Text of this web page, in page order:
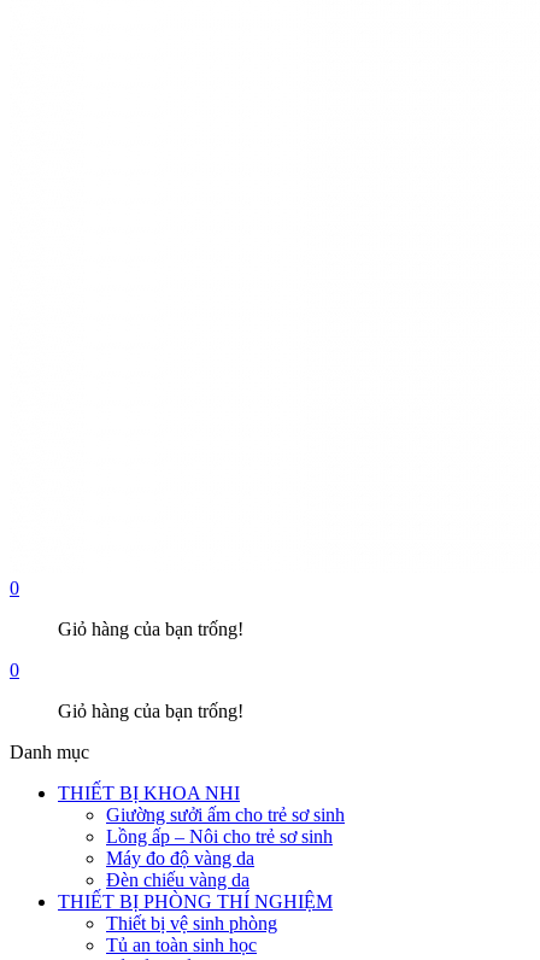
0
Giỏ hàng của bạn trống!
0
Giỏ hàng của bạn trống!
Danh mục
THIẾT BỊ KHOA NHI
Giường sưởi ấm cho trẻ sơ sinh
Lồng ấp – Nôi cho trẻ sơ sinh
Máy đo độ vàng da
Đèn chiếu vàng da
THIẾT BỊ PHÒNG THÍ NGHIỆM
Thiết bị vệ sinh phòng
Tủ an toàn sinh học